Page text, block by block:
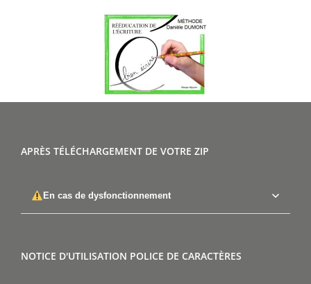
APRÈS TÉLÉCHARGEMENT DE VOTRE ZIP
En cas de dysfonctionnement
NOTICE D'UTILISATION POLICE DE CARACTÈRES